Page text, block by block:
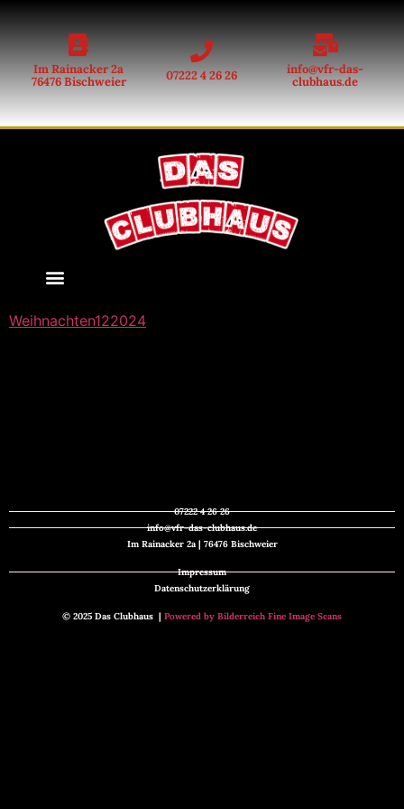
Im Rainacker 2a
76476 Bischweier
07222 4 26 26
info@vfr-das-
clubhaus.de
Weihnachten122024
© 2025 Das Clubhaus | Powered by Bilderreich Fine Image Scans
Impressum
Datenschutzerklärung
07222 4 26 26
info@vfr-das-clubhaus.de
Im Rainacker 2a | 76476 Bischweier